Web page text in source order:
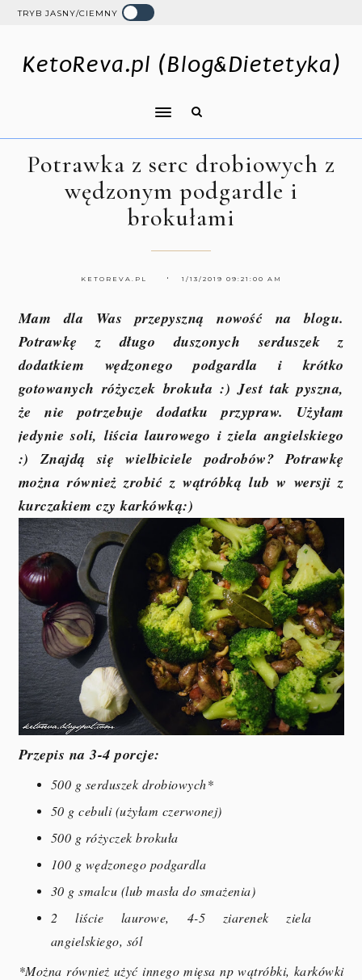
TRYB JASNY/CIEMNY
KetoReva.pl (Blog&Dietetyka)
Potrawka z serc drobiowych z
wędzonym podgardle i
brokułami
KETOREVA.PL 1/13/2019 09:21:00 AM
Mam dla Was przepyszną nowość na blogu.
Potrawkę z długo duszonych serduszek z
dodatkiem wędzonego podgardla i krótko
gotowanych różyczek brokuła :) Jest tak pyszna,
że nie potrzebuje dodatku przypraw. Użyłam
jedynie soli, liścia laurowego i ziela angielskiego
:) Znajdą się wielbiciele podrobów? Potrawkę
można również zrobić z wątróbką lub w wersji z
kurczakiem czy karkówką:)
Przepis na 3-4 porcje:
500 g serduszek drobiowych*
50 g cebuli (użyłam czerwonej)
500 g różyczek brokuła
100 g wędzonego podgardla
30 g smalcu (lub masła do smażenia)
2 liście laurowe, 4-5 ziarenek ziela
angielskiego, sól
*Można również użyć innego mięsa np wątróbki, karkówki